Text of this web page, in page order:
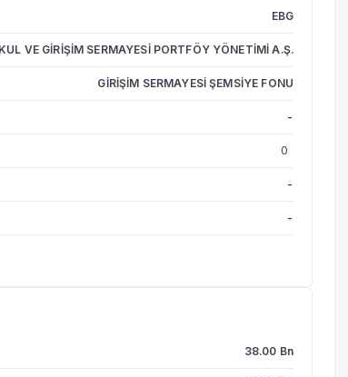
EBG
VE GİRİŞİM SERMAYESİ PORTFÖY YÖNETİMİ A.Ş.
GİRİŞİM SERMAYESİ ŞEMSİYE FONU
-
0
-
-
38.00 Bn